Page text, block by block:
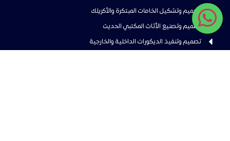
تصميم وتشكيل الخامات المبتكرة والأكريلك
تصميم وتصنيع الأثاث المكتبي الحديث
تصميم وتنفيذ الديكورات الداخلية والخارجية